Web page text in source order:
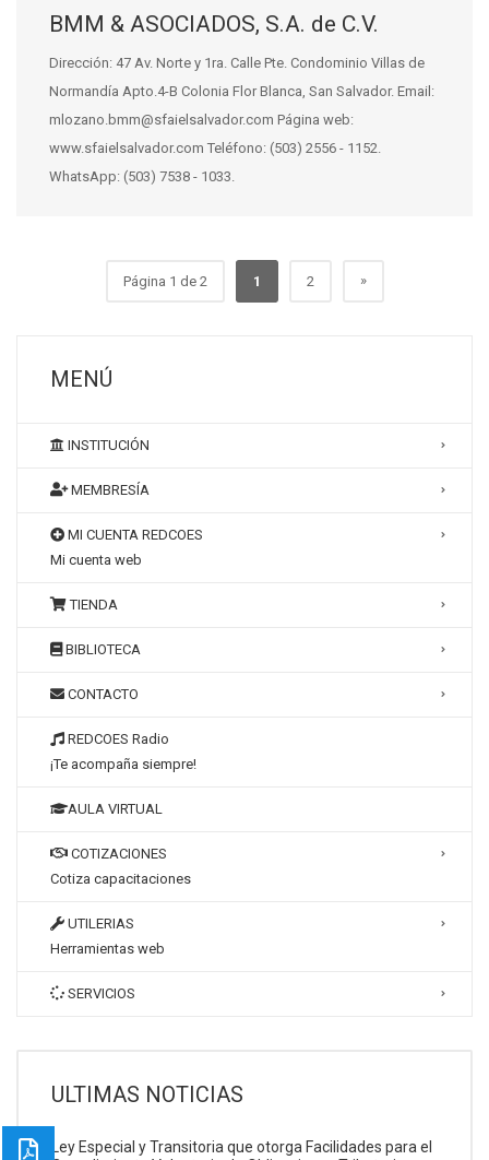
BMM & ASOCIADOS, S.A. de C.V.
Dirección: 47 Av. Norte y 1ra. Calle Pte. Condominio Villas de
Normandía Apto.4-B Colonia Flor Blanca, San Salvador. Email:
mlozano.bmm@sfaielsalvador.com Página web:
www.sfaielsalvador.com Teléfono: (503) 2556 - 1152.
WhatsApp: (503) 7538 - 1033.
Página 1 de 2 1 2 »
MENÚ
INSTITUCIÓN
MEMBRESÍA
MI CUENTA REDCOES
Mi cuenta web
TIENDA
BIBLIOTECA
CONTACTO
REDCOES Radio
¡Te acompaña siempre!
AULA VIRTUAL
COTIZACIONES
Cotiza capacitaciones
UTILERIAS
Herramientas web
SERVICIOS
ULTIMAS NOTICIAS
Ley Especial y Transitoria que otorga Facilidades para el